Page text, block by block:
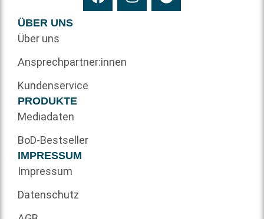
ÜBER UNS
Über uns
Ansprechpartner:innen
Kundenservice
PRODUKTE
Mediadaten
BoD-Bestseller
IMPRESSUM
Impressum
Datenschutz